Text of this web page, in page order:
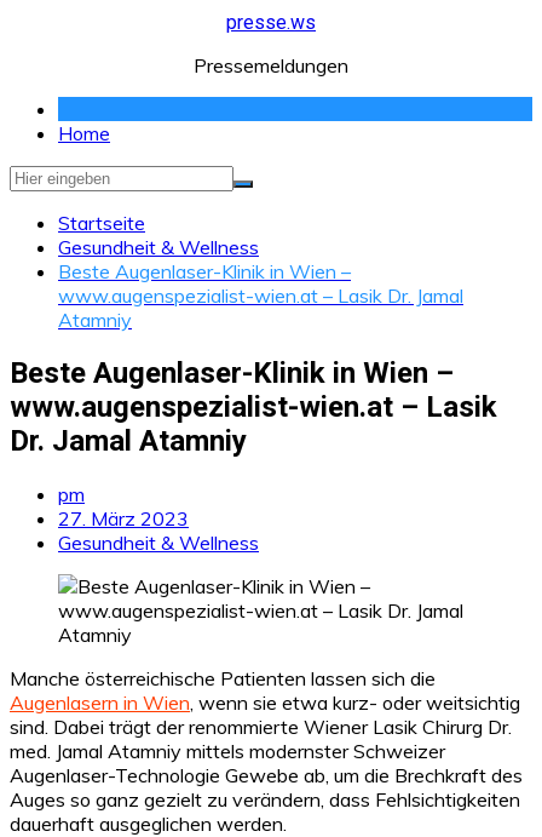
presse.ws
Pressemeldungen
Home
Startseite
Gesundheit & Wellness
Beste Augenlaser-Klinik in Wien –
www.augenspezialist-wien.at – Lasik Dr. Jamal
Atamniy
Beste Augenlaser-Klinik in Wien –
www.augenspezialist-wien.at – Lasik
Dr. Jamal Atamniy
pm
27. März 2023
Gesundheit & Wellness
Manche österreichische Patienten lassen sich die
Augenlasern in Wien , wenn sie etwa kurz- oder weitsichtig
sind. Dabei trägt der renommierte Wiener Lasik Chirurg Dr.
med. Jamal Atamniy mittels modernster Schweizer
Augenlaser-Technologie Gewebe ab, um die Brechkraft des
Auges so ganz gezielt zu verändern, dass Fehlsichtigkeiten
dauerhaft ausgeglichen werden.